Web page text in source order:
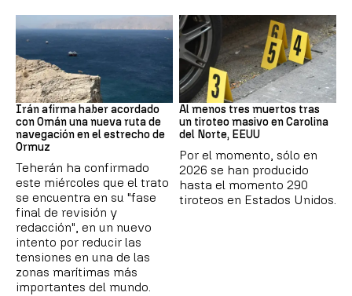
Ormuz
Irán afirma haber acordado
con Omán una nueva ruta de
navegación en el estrecho de
Ormuz
Teherán ha confirmado
este miércoles que el trato
se encuentra en su "fase
final de revisión y
redacción", en un nuevo
intento por reducir las
tensiones en una de las
zonas marítimas más
importantes del mundo.
Tiroteo
Al menos tres muertos tras
un tiroteo masivo en Carolina
del Norte, EEUU
Por el momento, sólo en
2026 se han producido
hasta el momento 290
tiroteos en Estados Unidos.